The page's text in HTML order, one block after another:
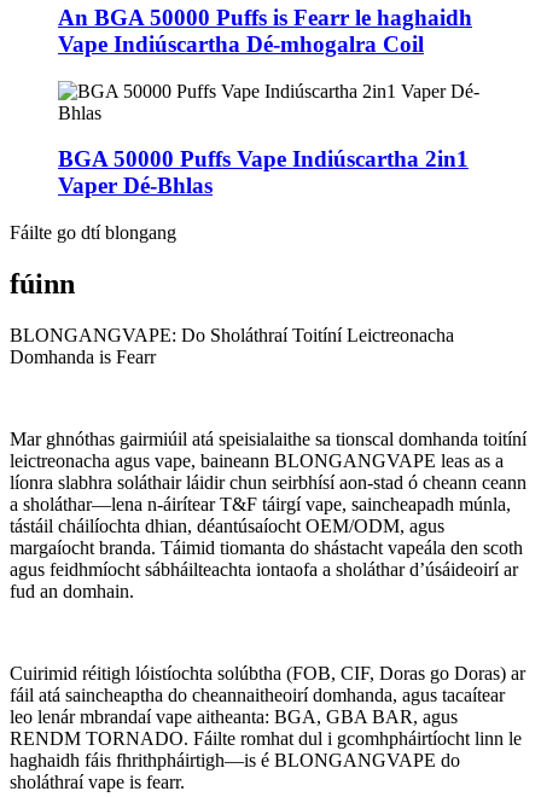
An BGA 50000 Puffs is Fearr le haghaidh
Vape Indiúscartha Dé-mhogalra Coil
BGA 50000 Puffs Vape Indiúscartha 2in1
Vaper Dé-Bhlas
Fáilte go dtí blongang
fúinn
BLONGANGVAPE: Do Sholáthraí Toitíní Leictreonacha
Domhanda is Fearr
Mar ghnóthas gairmiúil atá speisialaithe sa tionscal domhanda toitíní
leictreonacha agus vape, baineann BLONGANGVAPE leas as a
líonra slabhra soláthair láidir chun seirbhísí aon-stad ó cheann ceann
a sholáthar—lena n-áirítear T&F táirgí vape, saincheapadh múnla,
tástáil cháilíochta dhian, déantúsaíocht OEM/ODM, agus
margaíocht branda. Táimid tiomanta do shástacht vapeála den scoth
agus feidhmíocht sábháilteachta iontaofa a sholáthar d’úsáideoirí ar
fud an domhain.
Cuirimid réitigh lóistíochta solúbtha (FOB, CIF, Doras go Doras) ar
fáil atá saincheaptha do cheannaitheoirí domhanda, agus tacaítear
leo lenár mbrandaí vape aitheanta: BGA, GBA BAR, agus
RENDM TORNADO. Fáilte romhat dul i gcomhpháirtíocht linn le
haghaidh fáis fhrithpháirtigh—is é BLONGANGVAPE do
sholáthraí vape is fearr.